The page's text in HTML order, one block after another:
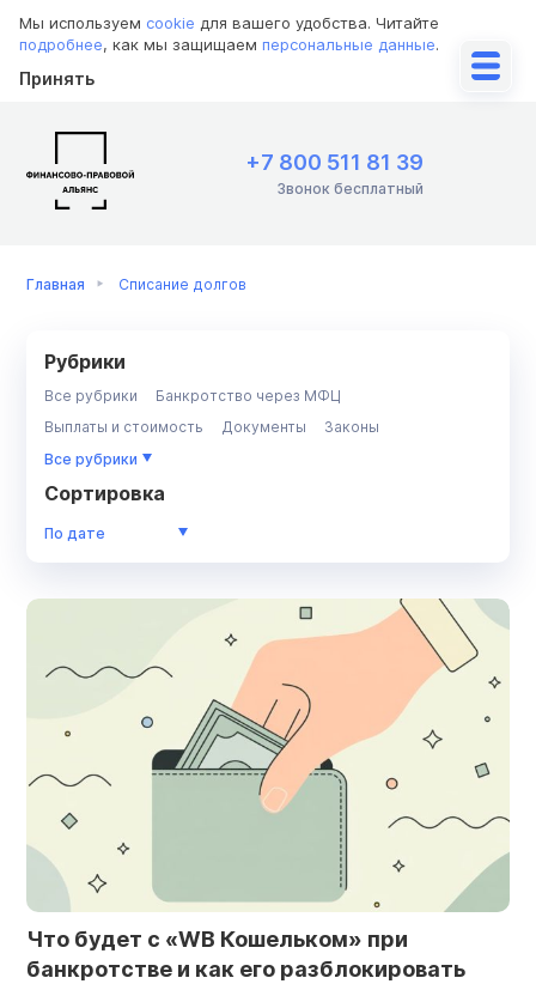
Мы используем cookie для вашего удобства. Читайте
подробнее, как мы защищаем персональные данные.
Принять
+7 800 511 81 39
Звонок бесплатный
Главная Списание долгов
Рубрики
Все рубрики
Банкротство через МФЦ
Выплаты и стоимость
Документы
Законы
Имущество
Инструкции
Кредиторы
МФО
Все рубрики
Сортировка
По дате
Что будет с «WB Кошельком» при
банкротстве и как его разблокировать